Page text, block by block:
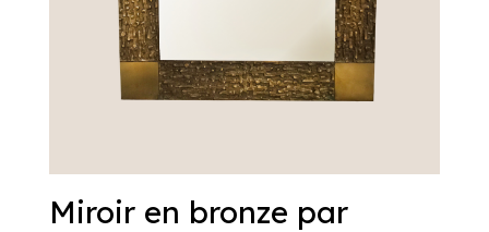
Miroir en bronze par